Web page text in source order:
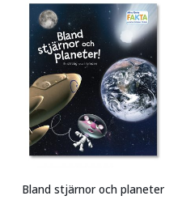
Bland stjärnor och planeter